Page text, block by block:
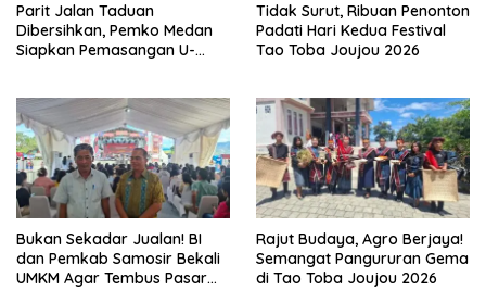
Parit Jalan Taduan
Dibersihkan, Pemko Medan
Siapkan Pemasangan U-
Tidak Surut, Ribuan Penonton
Padati Hari Kedua Festival
Tao Toba Joujou 2026
Bukan Sekadar Jualan! BI
dan Pemkab Samosir Bekali
UMKM Agar Tembus Pasar
Rajut Budaya, Agro Berjaya!
Semangat Pangururan Gema
di Tao Toba Joujou 2026